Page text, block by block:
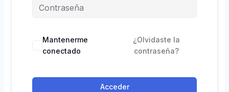
Mantenerme
conectado
¿Olvidaste la
contraseña?
Acceder